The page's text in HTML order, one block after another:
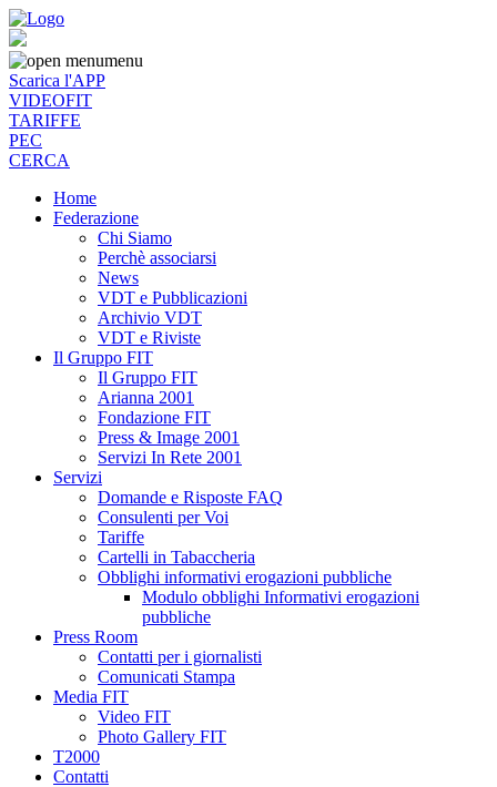
menu
Scarica l'APP
VIDEOFIT
TARIFFE
PEC
CERCA
Home
Federazione
Chi Siamo
Perchè associarsi
News
VDT e Pubblicazioni
Archivio VDT
VDT e Riviste
Il Gruppo FIT
Il Gruppo FIT
Arianna 2001
Fondazione FIT
Press & Image 2001
Servizi In Rete 2001
Servizi
Domande e Risposte FAQ
Consulenti per Voi
Tariffe
Cartelli in Tabaccheria
Obblighi informativi erogazioni pubbliche
Modulo obblighi Informativi erogazioni
pubbliche
Press Room
Contatti per i giornalisti
Comunicati Stampa
Media FIT
Video FIT
Photo Gallery FIT
T2000
Contatti